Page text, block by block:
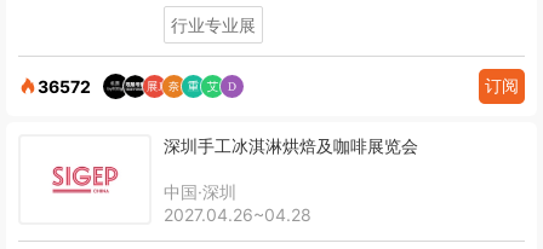
行业专业展
36572 订阅
深圳手工冰淇淋烘焙及咖啡展览会
中国·深圳
2027.04.26~04.28